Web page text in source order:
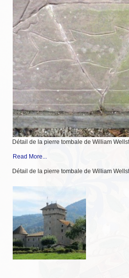
Messire Denis
Messire Catherine
Messire Jean-Pierre
Messire Edite
Messire Laurent
Harald
Pouick
Clairemonde
EVÉNEMENTS
NOS ARTICLES
Détail de la pierre tombale de William
Read More...
Détail de la pierre tombale de William